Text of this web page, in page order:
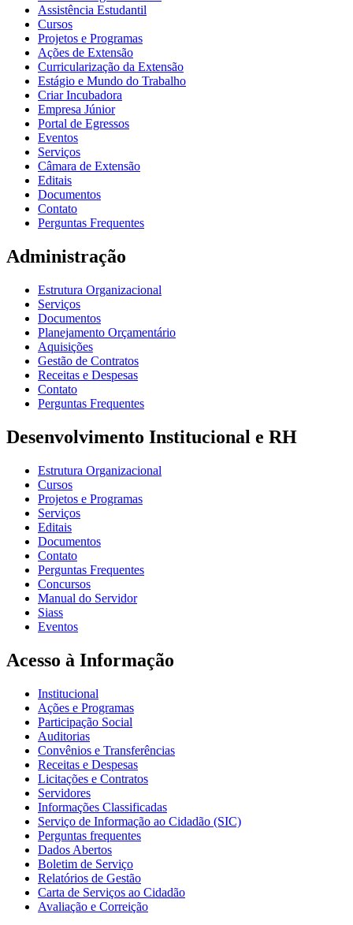
Assistência Estudantil
Cursos
Projetos e Programas
Ações de Extensão
Curricularização da Extensão
Estágio e Mundo do Trabalho
Criar Incubadora
Empresa Júnior
Portal de Egressos
Eventos
Serviços
Câmara de Extensão
Editais
Documentos
Contato
Perguntas Frequentes
Administração
Estrutura Organizacional
Serviços
Documentos
Planejamento Orçamentário
Aquisições
Gestão de Contratos
Receitas e Despesas
Contato
Perguntas Frequentes
Desenvolvimento Institucional e RH
Estrutura Organizacional
Cursos
Projetos e Programas
Serviços
Editais
Documentos
Contato
Perguntas Frequentes
Concursos
Manual do Servidor
Siass
Eventos
Acesso à Informação
Institucional
Ações e Programas
Participação Social
Auditorias
Convênios e Transferências
Receitas e Despesas
Licitações e Contratos
Servidores
Informações Classificadas
Serviço de Informação ao Cidadão (SIC)
Perguntas frequentes
Dados Abertos
Boletim de Serviço
Relatórios de Gestão
Carta de Serviços ao Cidadão
Avaliação e Correição